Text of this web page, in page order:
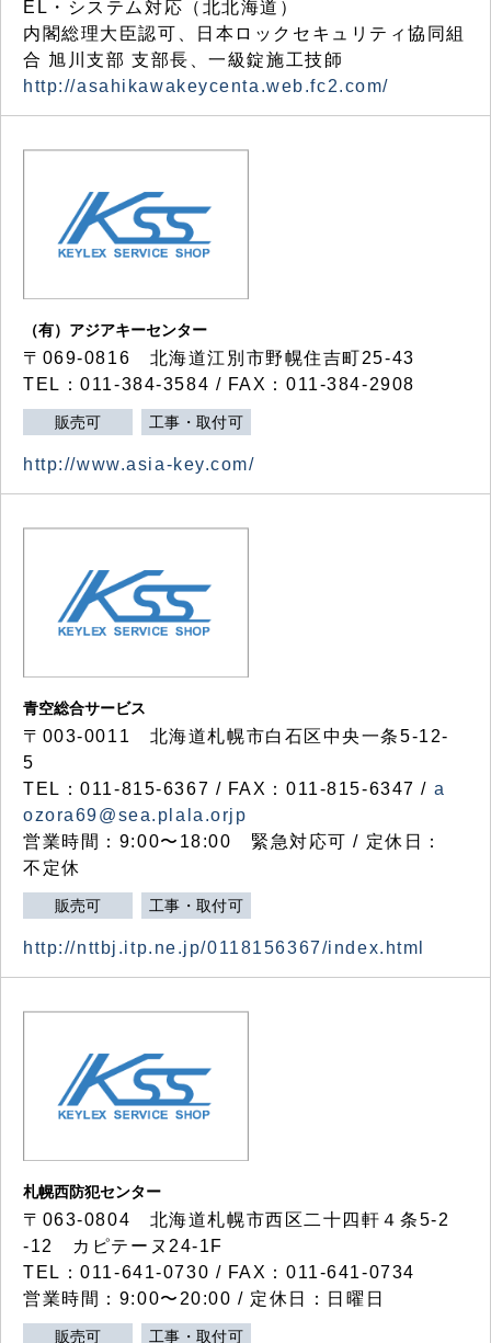
EL・システム対応（北北海道）
内閣総理大臣認可、日本ロックセキュリティ協同組
合 旭川支部 支部長、一級錠施工技師
http://asahikawakeycenta.web.fc2.com/
（有）アジアキーセンター
〒069-0816 北海道江別市野幌住吉町25-43
TEL：011-384-3584 / FAX：011-384-2908
販売可 工事・取付可
http://www.asia-key.com/
青空総合サービス
〒003-0011 北海道札幌市白石区中央一条5-12-
5
TEL：011-815-6367 / FAX：011-815-6347 / a
ozora69@sea.plala.orjp
営業時間：9:00〜18:00 緊急対応可 / 定休日：
不定休
販売可 工事・取付可
http://nttbj.itp.ne.jp/0118156367/index.html
札幌西防犯センター
〒063-0804 北海道札幌市西区二十四軒４条5-2
-12 カピテーヌ24-1F
TEL：011-641-0730 / FAX：011-641-0734
営業時間：9:00〜20:00 / 定休日：日曜日
販売可 工事・取付可